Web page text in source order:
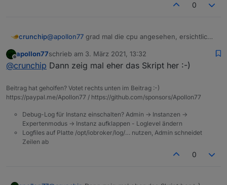
0
crunchip@apollon77 grad mal die cpu angesehen, ersichtlich
Das ist genau der Zeitpunkt, als ich das Script
gelöscht habe und ins Bett bin. Irgendwie seltsam.
Offline
apollon77schrieb am 3. März 2021, 13:32
zuletzt editiert von
@crunchip Dann zeig mal eher das Skript her :-)
Beitrag hat geholfen? Votet rechts unten im Beitrag :-)
https://paypal.me/Apollon77 / https://github.com/sponsors/Apollon77
Debug-Log für Instanz einschalten? Admin -> Instanzen ->
Expertenmodus -> Instanz aufklappen - Loglevel ändern
Logfiles auf Platte /opt/iobroker/log/… nutzen, Admin schneidet
Zeilen ab
0